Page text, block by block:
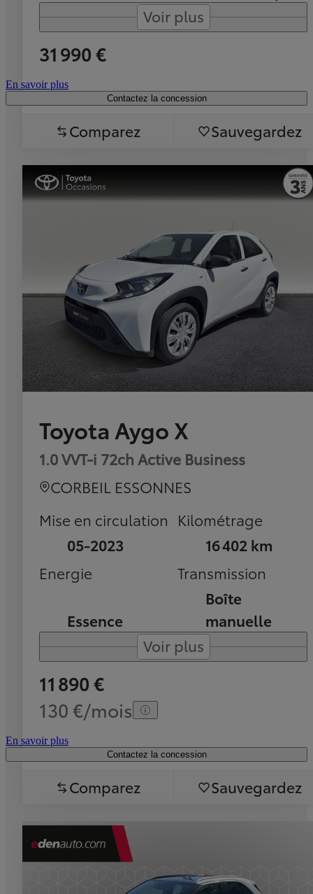
Voir plus
31 990 €
En savoir plus
Contactez la concession
Comparez Sauvegardez
Toyota Aygo X
1.0 VVT-i 72ch Active Business
CORBEIL ESSONNES
Mise en circulation
05-2023
Kilométrage
16 402 km
Energie
Essence
Transmission
Boîte
manuelle
Voir plus
11 890 €
130 €/mois
En savoir plus
Contactez la concession
Comparez Sauvegardez